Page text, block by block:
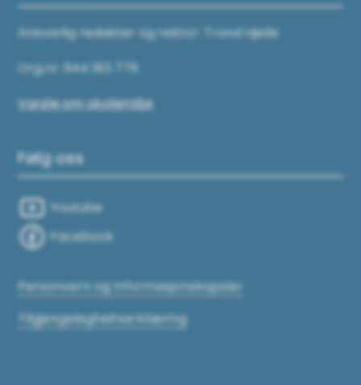
Ansvarlig redaktør og rektor: Trond Hjelle
Org.nr: 944 183 779
Varsle om skolemiljø
Følg oss
Youtube
Facebook
Personvern og Informasjonskapsler
Tilgjengelegheitserklæring